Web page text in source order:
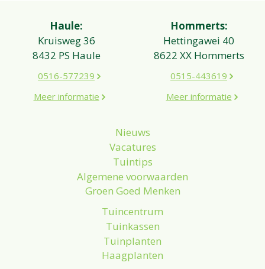
Haule:
Kruisweg 36
8432 PS Haule
0516-577239
Meer informatie
Hommerts:
Hettingawei 40
8622 XX Hommerts
0515-443619
Meer informatie
Nieuws
Vacatures
Tuintips
Algemene voorwaarden
Groen Goed Menken
Tuincentrum
Tuinkassen
Tuinplanten
Haagplanten